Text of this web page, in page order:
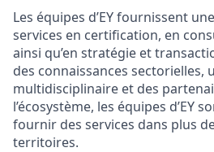
Les équipes d’EY fournissent
services en certification, en
ainsi qu’en stratégie et
des connaissances sectorielles,
multidisciplinaire et des
l’écosystème, les équipes d’EY
fournir des services dans plus
territoires.